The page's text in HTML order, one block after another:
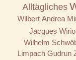
Alltägliches
Wilbert Andrea
Jacques
Wilhelm
Limpach Gudrun